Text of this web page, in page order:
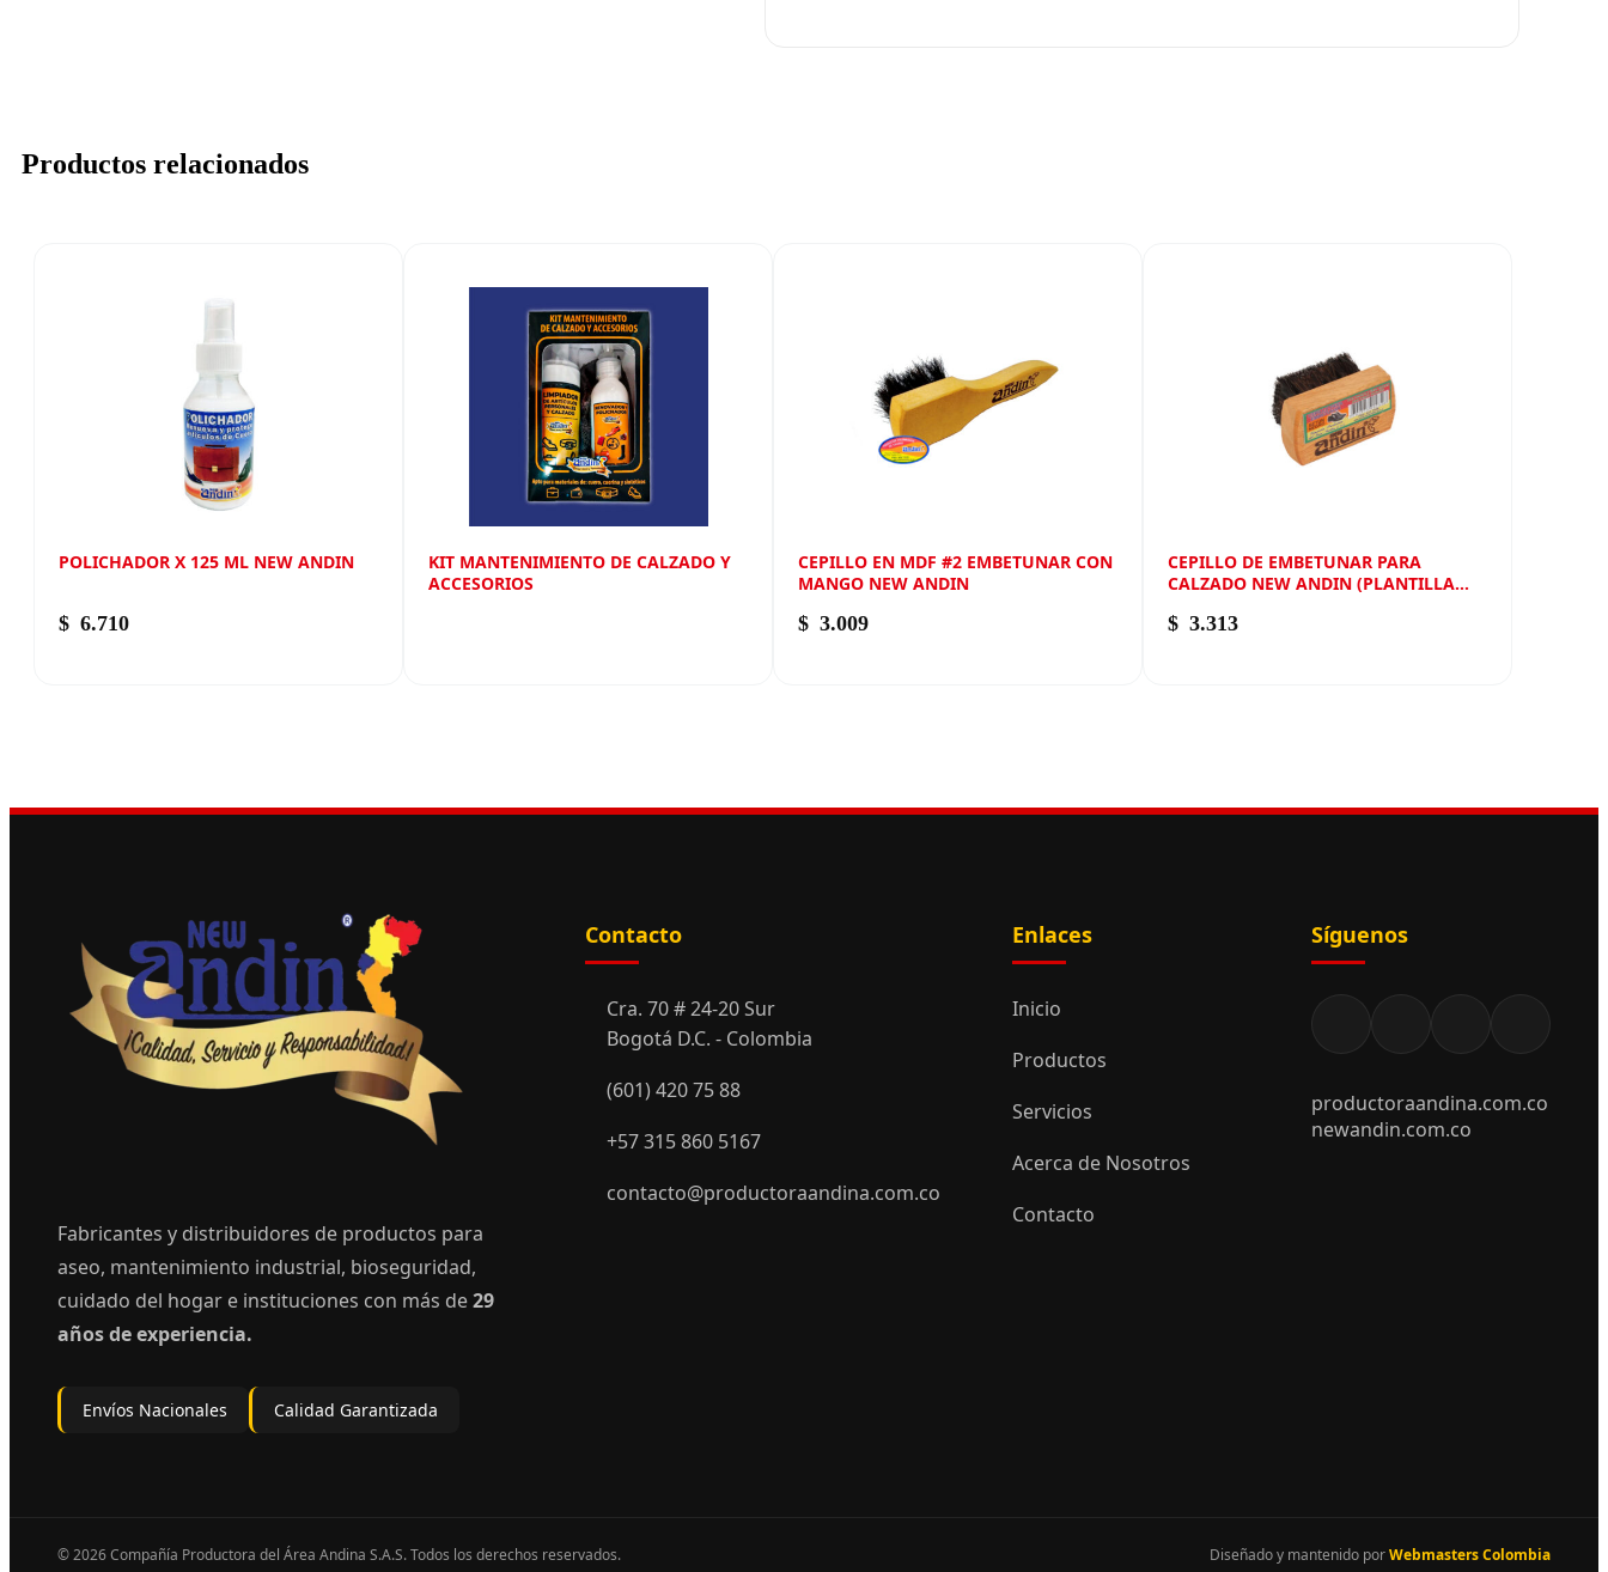
Productos relacionados
POLICHADOR X 125 ML NEW ANDIN
$ 6.710
KIT MANTENIMIENTO DE CALZADO Y
ACCESORIOS
CEPILLO EN MDF #2 EMBETUNAR CON
MANGO NEW ANDIN
$ 3.009
CEPILLO DE EMBETUNAR PARA
CALZADO NEW ANDIN (PLANTILLA
$ 3.313
Fabricantes y distribuidores de productos para
aseo, mantenimiento industrial, bioseguridad,
cuidado del hogar e instituciones con más de29
años de experiencia.
Envíos Nacionales Calidad Garantizada
Contacto
Cra. 70 # 24-20 Sur
Bogotá D.C. - Colombia
(601) 420 75 88
+57 315 860 5167
contacto@productoraandina.com.co
Enlaces
Inicio
Productos
Servicios
Acerca de Nosotros
Contacto
Síguenos
productoraandina.com.co
newandin.com.co
© 2026 Compañía Productora del Área Andina S.A.S. Todos los derechos reservados. Diseñado y mantenido porWebmasters Colombia